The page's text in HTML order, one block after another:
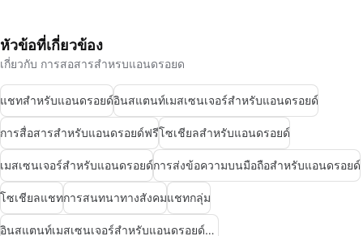
หัวข้อที่เกี่ยวข้อง
เกี่ยวกับ การสอสารสำหรบแอนดรอยด
แชทสำหรับแอนดรอยด์อินสแตนท์เมสเซนเจอร์สำหรับแอนดรอยด์
การสื่อสารสำหรับแอนดรอยด์ฟรีโซเชียลสำหรับแอนดรอยด์
เมสเซนเจอร์สำหรับแอนดรอยด์การส่งข้อความบนมือถือสำหรับแอนดรอยด์
โซเชียลแชทการสนทนาทางสังคมแชทกลุ่ม
อินสแตนท์เมสเซนเจอร์สำหรับแอนดรอยด์ฟรี